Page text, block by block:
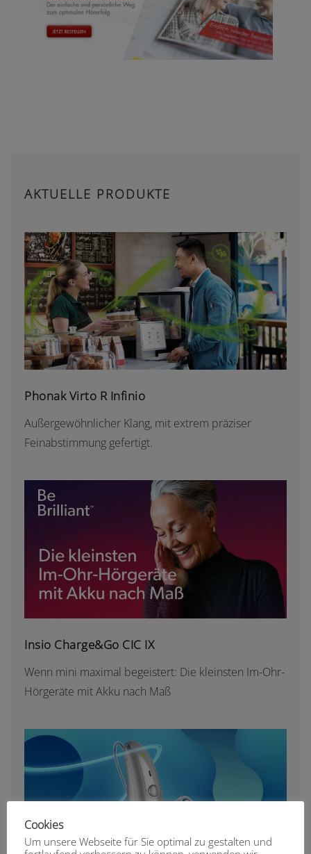
AKTUELLE PRODUKTE
PHONAK VIRTO R INFINIO
Phonak Virto R Infinio
Außergewöhnlicher Klang, mit extrem präziser
Feinabstimmung gefertigt.
INSIO CHARGE&GO CIC IX
Insio Charge&Go CIC IX
Wenn mini maximal begeistert: Die kleinsten Im-Ohr-
Hörgeräte mit Akku nach Maß
SIGNIA PURE CHARGE&GO BCT IX
Cookies
Um unsere Webseite für Sie optimal zu gestalten und